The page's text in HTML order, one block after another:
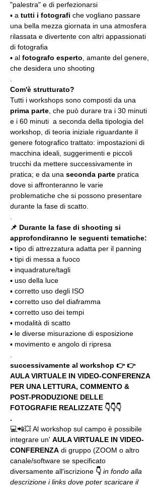
"palestra" e di perfezionarsi
▪️ a tutti i fotografi che vogliano passare
una bella mezza giornata in una atmosfera
rilassata e divertente con altri appassionati
di fotografia
▪️ al fotografo esperto , amante del genere,
che desidera uno shooting
Com'è strutturato?
Tutti i workshops sono composti da una
prima parte , che può durare tra i 30 minuti
e i 60 minuti  a seconda della tipologia del
workshop, di teoria iniziale riguardante il
genere fotografico trattato: impostazioni di
macchina ideali, suggerimenti e piccoli
trucchi da mettere successivamente in
pratica; e da una seconda parte pratica
dove si affronteranno le varie
problematiche che si possono presentare
durante la fase di scatto.
📌 Durante la fase di shooting si
approfondiranno le seguenti tematiche:
▪️ tipo di attrezzatura adatta per il panning
▪️ tipi di messa a fuoco
▪️ inquadrature/tagli
▪️ uso della luce
▪️ corretto uso degli ISO
▪️ corretto uso del diaframma
▪️ corretto uso dei tempi
▪️ modalità di scatto
▪️ le diverse misurazione di esposizione
▪️ movimento e angolo di ripresa
successivamente al workshop 👉 👉
AULA VIRTUALE IN VIDEO-CONFERENZA
PER UNA LETTURA, COMMENTO &
POST-PRODUZIONE DELLE
FOTOGRAFIE REALIZZATE 👇👇👇
.
💻📲💥 Al workshop sul campo è possibile
integrare un' AULA VIRTUALE IN VIDEO-
CONFERENZA di gruppo (ZOOM o altro
canale/software se specificato
diversamente all'iscrizione 👇 in fondo alla
descrizione i links dove poter scaricare il